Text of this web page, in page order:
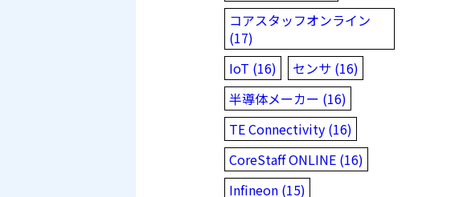
コアスタッフオンライン
(17)
IoT (16)
センサ (16)
半導体メーカー (16)
TE Connectivity (16)
CoreStaff ONLINE (16)
Infineon (15)